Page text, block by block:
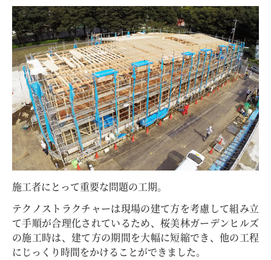
施工者にとって重要な問題の工期。
テクノストラクチャーは現場の建て方を考慮して組み立
て手順が合理化されているため、桜美林ガーデンヒルズ
の施工時は、建て方の期間を大幅に短縮でき、他の工程
にじっくり時間をかけることができました。